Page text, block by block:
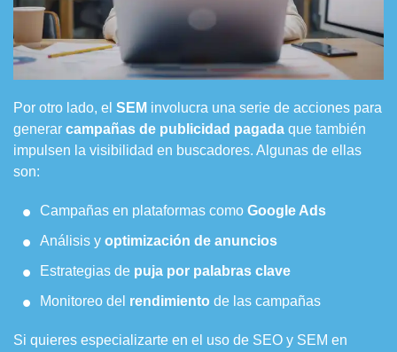
Por otro lado, el SEM involucra una serie de acciones para
generar campañas de publicidad pagada que también
impulsen la visibilidad en buscadores. Algunas de ellas
son:
Campañas en plataformas como Google Ads
Análisis y optimización de anuncios
Estrategias de puja por palabras clave
Monitoreo del rendimiento de las campañas
Si quieres especializarte en el uso de SEO y SEM en